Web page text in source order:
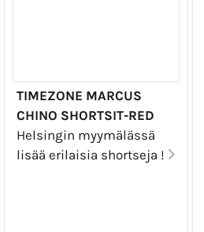
TIMEZONE MARCUS
CHINO SHORTSIT-RED
Helsingin myymälässä
lisää erilaisia shortseja !